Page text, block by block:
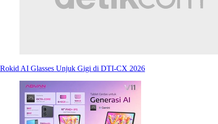
Rokid AI Glasses Unjuk Gigi di DTI-CX 2026